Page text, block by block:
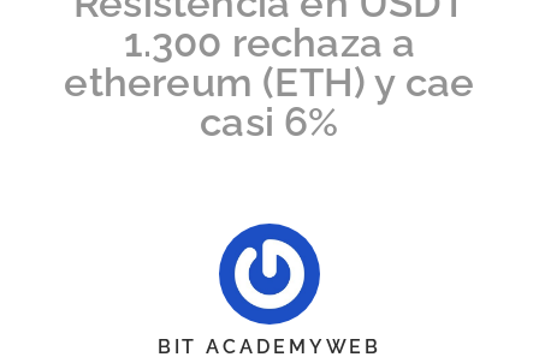
1.300 rechaza a
ethereum (ETH) y cae
casi 6%
BIT ACADEMYWEB